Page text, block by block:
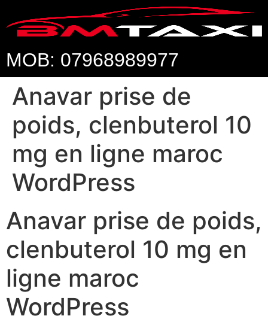
MOB: 07968989977
Anavar prise de
poids, clenbuterol 10
mg en ligne maroc
WordPress
Anavar prise de poids,
clenbuterol 10 mg en
ligne maroc
WordPress